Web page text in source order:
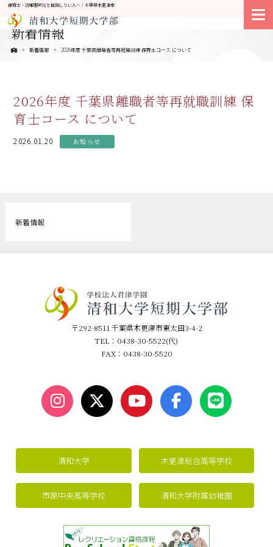
保育士・幼稚園教諭を目指したい人へ / 千葉県木更津市
新着情報
新着情報 2026年度 千葉県離職者等再就職訓練 保育士コース について
大学紹介
2026年度 千葉県離職者等再就職訓練 保
育士コース について
2026.01.20 お知らせ
新着情報
〒292-8511 千葉県木更津市東太田3-4-2
TEL：0438-30-5522(代)
FAX：0438-30-5520
清和大学 木更津総合高等学校
市原中央高等学校 清和大学附属幼稚園